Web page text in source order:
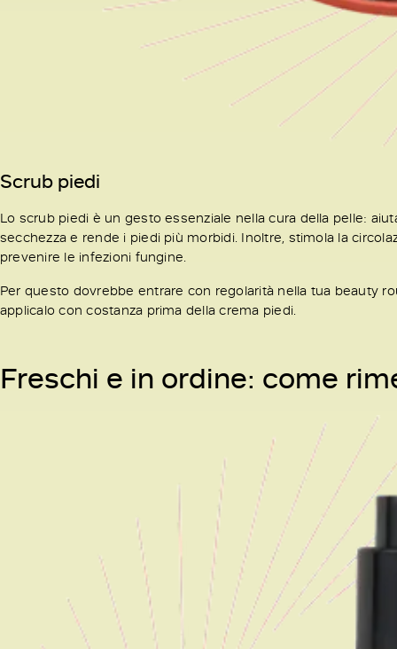
Scrub piedi
Lo scrub piedi è un gesto essenziale nella cura della pelle:
secchezza e rende i piedi più morbidi. Inoltre, stimola la
prevenire le infezioni fungine.
Per questo dovrebbe entrare con regolarità nella tua beauty
applicalo con costanza prima della crema piedi.
Freschi e in ordine: come